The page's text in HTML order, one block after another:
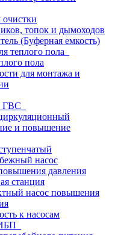
очистки
топок и дымоходов
(Буферная емкость)
теплого пола
пола
для монтажа и
ГВС
и повышение
насос
давления
станция
насос повышения
к насосам